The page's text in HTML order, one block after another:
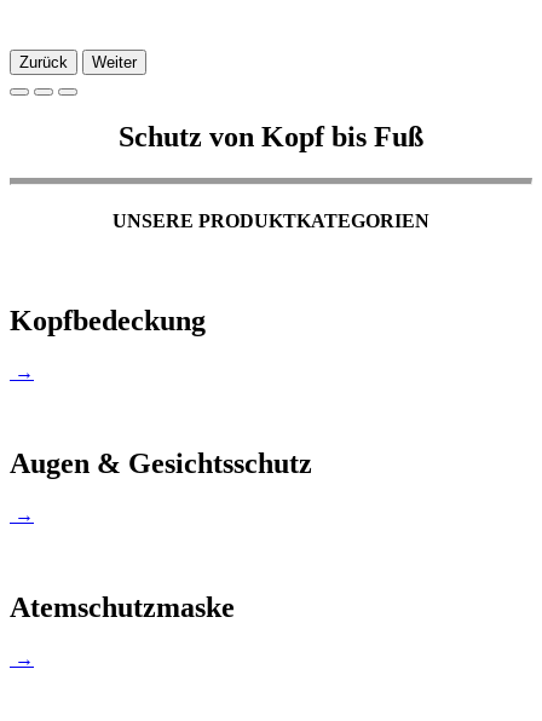
Zurück Weiter
Schutz von Kopf bis Fuß
UNSERE PRODUKTKATEGORIEN
Kopfbedeckung
→
Augen & Gesichtsschutz
→
Atemschutzmaske
→